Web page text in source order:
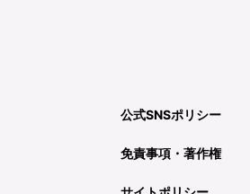
公式SNSポリシー
免責事項・著作権